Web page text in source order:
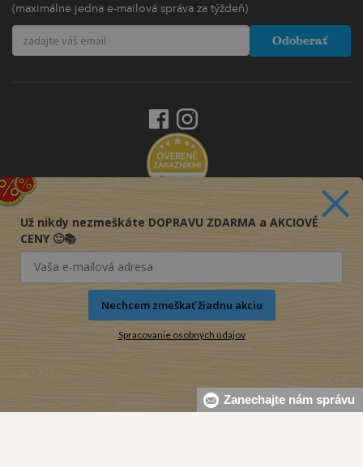
(maximálne jedna e-mailová správa za týždeň)
Odoberať
Zanechajte nám správu
Už nikdy nezmeškáte DOPRAVU ZDARMA a AKCIOVÉ
CENY 🙂📚
Nechcem zmeškať žiadnu akciu
Spracovanie osobných údajov